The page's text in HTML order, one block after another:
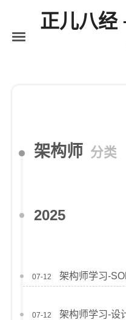
正儿八经
架构师 分类
2025
07-12 架构师学习-
07-12 架构师学习-设